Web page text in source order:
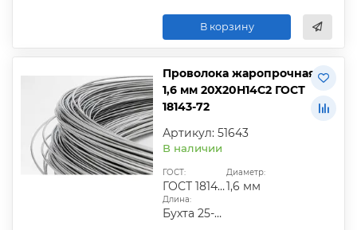
В корзину
Проволока жаропрочная
1,6 мм 20Х20Н14С2 ГОСТ
18143-72
Артикул: 51643
В наличии
ГОСТ:
ГОСТ 18143-72
Диаметр:
1,6 мм
Длина:
Бухта 25-50 кг